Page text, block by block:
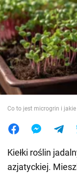
Społeczeństwo
Wojna na
Świat
Jedzenie
Co to jest microgrin i
Kiełki roślin
azjatyckiej.